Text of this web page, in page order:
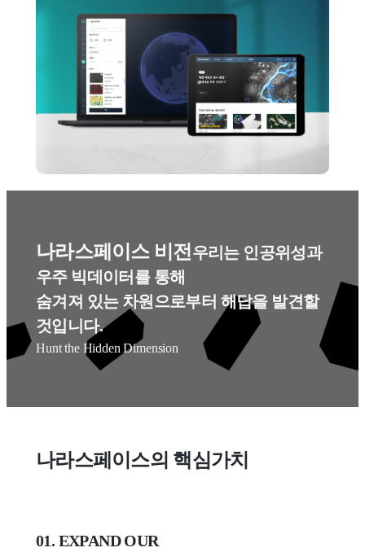
나라스페이스 비전우리는 인공위성과
우주 빅데이터를 통해
숨겨져 있는 차원으로부터 해답을 발견할
것입니다.
Hunt the Hidden Dimension
나라스페이스의 핵심가치
01. EXPAND OUR